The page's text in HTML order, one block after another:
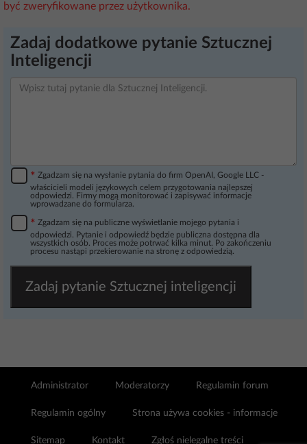
być zweryfikowane przez użytkownika.
Zadaj dodatkowe pytanie Sztucznej
Inteligencji
* Zgadzam się na wysłanie pytania do firm OpenAI, Google LLC -
właścicieli modeli językowych celem przygotowania najlepszej
odpowiedzi. Firmy mogą monitorować i zapisywać informacje
wprowadzane do formularza.
* Zgadzam się na publiczne wyświetlanie mojego pytania i
odpowiedzi. Pytanie i odpowiedź będzie publiczna dostępna dla
wszystkich osób. Proces może potrwać kilka minut. Po zakończeniu
procesu nastąpi przekierowanie na stronę z odpowiedzią.
Zadaj pytanie Sztucznej inteligencji
Administrator Moderatorzy Regulamin forum
Regulamin ogólny Strona używa cookies - informacje
Sitemap Kontakt Zgłoś nielegalne treści